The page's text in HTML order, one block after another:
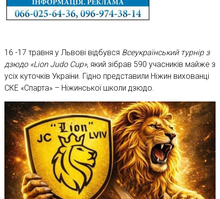
16 -17 травня у Львові відбувся Всеукраїнський турнір з
дзюдо «Lion Judo Cup», який зібрав 590 учасників майже з
усіх куточків України. Гідно представили Ніжин вихованці
СКЕ «Спарта» – Ніжинської школи дзюдо.